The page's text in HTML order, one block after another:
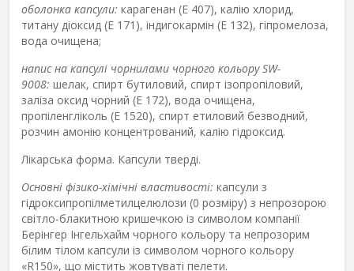
оболонка капсули: карагенан (Е 407), калію хлорид,
титану діоксид (E 171), індигокармін (E 132), гіпромелоза,
вода очищена;
напис на капсулі чорнилами чорного кольору SW-
9008: шелак, спирт бутиловий, спирт ізопропіловий,
заліза оксид чорний (Е 172), вода очищена,
пропіленгліколь (Е 1520), спирт етиловий безводний,
розчин амонію концентрований, калію гідроксид.
Лікарська форма. Капсули тверді.
Основні фізико-хімічні властивості: капсули з
гідроксипропілметилцелюлози (0 розміру) з непрозорою
світло-блакитною кришечкою із символом компанії
Берінгер Інгельхайм чорного кольору та непрозорим
білим тілом капсули із символом чорного кольору
«R150», що містить жовтуваті пелети.